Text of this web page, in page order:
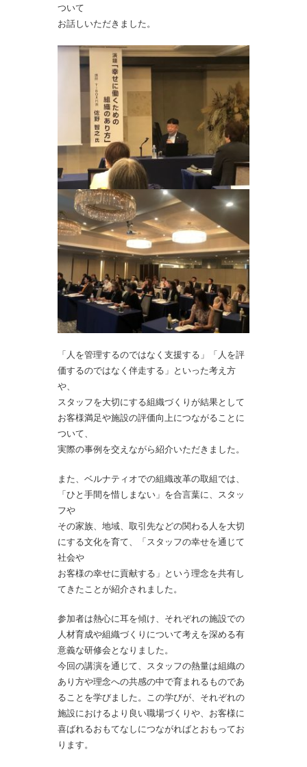
ついて
お話しいただきました。
「人を管理するのではなく支援する」「人を評
価するのではなく伴走する」といった考え方
や、
スタッフを大切にする組織づくりが結果として
お客様満足や施設の評価向上につながることに
ついて、
実際の事例を交えながら紹介いただきました。
また、ベルナティオでの組織改革の取組では、
「ひと手間を惜しまない」を合言葉に、スタッ
フや
その家族、地域、取引先などの関わる人を大切
にする文化を育て、「スタッフの幸せを通じて
社会や
お客様の幸せに貢献する」という理念を共有し
てきたことが紹介されました。
参加者は熱心に耳を傾け、それぞれの施設での
人材育成や組織づくりについて考えを深める有
意義な研修会となりました。
今回の講演を通じて、スタッフの熱量は組織の
あり方や理念への共感の中で育まれるものであ
ることを学びました。この学びが、それぞれの
施設におけるより良い職場づくりや、お客様に
喜ばれるおもてなしにつながればとおもってお
ります。